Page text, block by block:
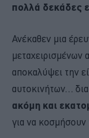
πολλά δεκάδες
Ανέκαθεν μια
μεταχειρισμένων
αποκαλύψει την
αυτοκινήτων…
ακόμη και
για να